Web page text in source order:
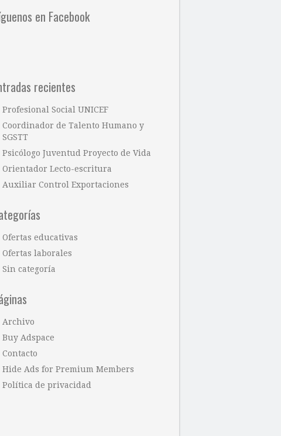
en Facebook
recientes
Profesional Social UNICEF
Coordinador de Talento Humano y
SGSTT
Psicólogo Juventud Proyecto de Vida
Orientador Lecto-escritura
Auxiliar Control Exportaciones
Ofertas educativas
Ofertas laborales
Sin categoría
Archivo
Buy Adspace
Contacto
Hide Ads for Premium Members
Política de privacidad